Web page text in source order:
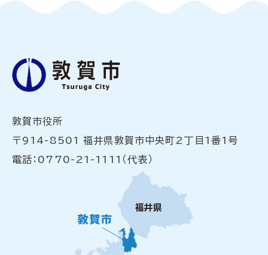
敦賀市役所
〒914-8501 福井県敦賀市中央町2丁目1番1号
電話：0770-21-1111（代表）